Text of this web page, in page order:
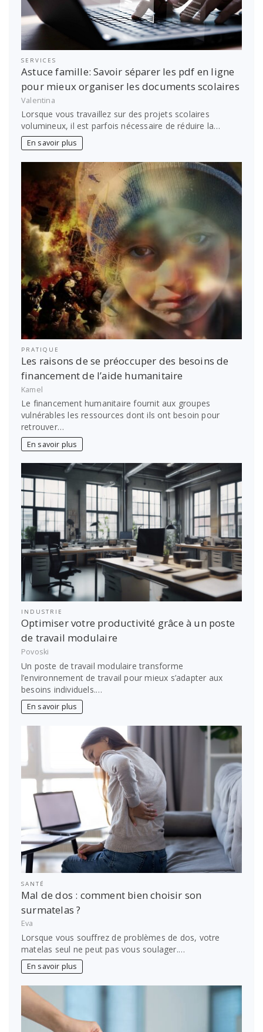
SERVICES
Astuce famille: Savoir séparer les pdf en ligne
pour mieux organiser les documents scolaires
Valentina
Lorsque vous travaillez sur des projets scolaires
volumineux, il est parfois nécessaire de réduire la…
En savoir plus
PRATIQUE
Les raisons de se préoccuper des besoins de
financement de l’aide humanitaire
Kamel
Le financement humanitaire fournit aux groupes
vulnérables les ressources dont ils ont besoin pour
retrouver…
En savoir plus
INDUSTRIE
Optimiser votre productivité grâce à un poste
de travail modulaire
Povoski
Un poste de travail modulaire transforme
l’environnement de travail pour mieux s’adapter aux
besoins individuels.…
En savoir plus
SANTÉ
Mal de dos : comment bien choisir son
surmatelas ?
Eva
Lorsque vous souffrez de problèmes de dos, votre
matelas seul ne peut pas vous soulager.…
En savoir plus